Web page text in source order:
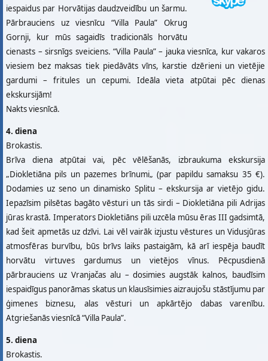
iespaidus par Horvātijas daudzveidību un šarmu.
Pārbrauciens uz viesnīcu “Villa Paula” Okrug
Gornji, kur mūs sagaidīs tradicionāls horvātu
cienasts – sirsnīgs sveiciens. “Villa Paula” – jauka viesnīca, kur vakaros
viesiem bez maksas tiek piedāvāts vīns, karstie dzērieni un vietējie
gardumi – fritules un cepumi. Ideāla vieta atpūtai pēc dienas
ekskursijām!
Nakts viesnīcā.
4. diena
Brokastis.
Brīva diena atpūtai vai, pēc vēlēšanās, izbraukuma ekskursija
„Diokletiāna pils un pazemes brīnumi„ (par papildu samaksu 35 €).
Dodamies uz seno un dinamisko Splitu – ekskursija ar vietējo gidu.
Iepazīsim pilsētas bagāto vēsturi un tās sirdi – Diokletiāna pili Adrijas
jūras krastā. Imperators Diokletiāns pili uzcēla mūsu ēras III gadsimtā,
kad šeit apmetās uz dzīvi. Lai vēl vairāk izjustu vēstures un Vidusjūras
atmosfēras burvību, būs brīvs laiks pastaigām, kā arī iespēja baudīt
horvātu virtuves gardumus un vietējos vīnus. Pēcpusdienā
pārbrauciens uz Vranjačas alu – dosimies augstāk kalnos, baudīsim
iespaidīgus panorāmas skatus un klausīsimies aizraujošu stāstījumu par
ģimenes biznesu, alas vēsturi un apkārtējo dabas varenību.
Atgriešanās viesnīcā “Villa Paula”.
5. diena
Brokastis.